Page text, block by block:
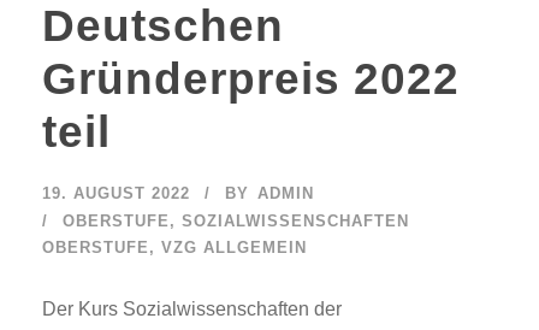
Deutschen
Gründerpreis 2022
teil
19. AUGUST 2022 BY ADMIN
OBERSTUFE , SOZIALWISSENSCHAFTEN
OBERSTUFE , VZG ALLGEMEIN
Der Kurs Sozialwissenschaften der